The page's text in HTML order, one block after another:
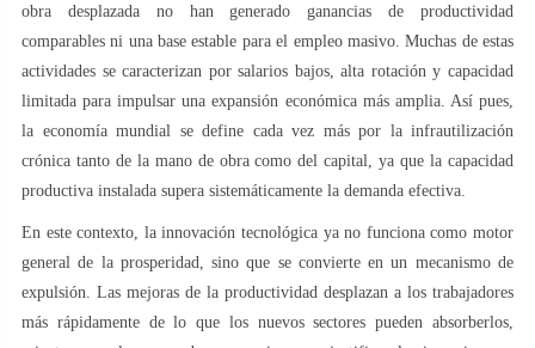
obra desplazada no han generado ganancias de productividad
comparables ni una base estable para el empleo masivo. Muchas de estas
actividades se caracterizan por salarios bajos, alta rotación y capacidad
limitada para impulsar una expansión económica más amplia. Así pues,
la economía mundial se define cada vez más por la infrautilización
crónica tanto de la mano de obra como del capital, ya que la capacidad
productiva instalada supera sistemáticamente la demanda efectiva.
En este contexto, la innovación tecnológica ya no funciona como motor
general de la prosperidad, sino que se convierte en un mecanismo de
expulsión. Las mejoras de la productividad desplazan a los trabajadores
más rápidamente de lo que los nuevos sectores pueden absorberlos,